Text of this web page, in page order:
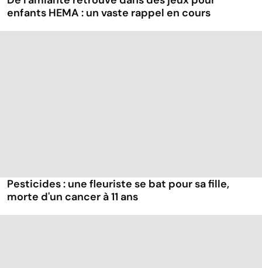
enfants HEMA : un vaste rappel en cours
Pesticides : une fleuriste se bat pour sa fille,
morte d'un cancer à 11 ans